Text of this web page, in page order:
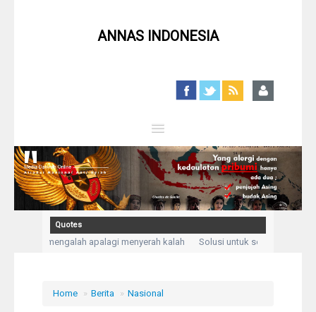
ANNAS INDONESIA
Close
Home
Profil
Berita
Quotes
bukan mengalah apalagi menyerah kalah
Solusi untuk setiap masalah
Home » Berita » Nasional